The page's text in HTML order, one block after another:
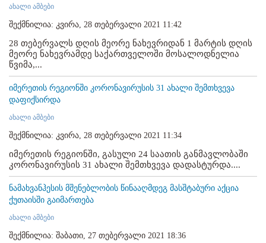
ახალი ამბები
შექმნილია: კვირა, 28 თებერვალი 2021 11:42
28 თებერვალს დღის მეორე ნახევრიდან 1 მარტის დღის
მეორე ნახევრამდე საქართველოში მოსალოდნელია
წვიმა,...
იმერეთის რეგიონში კორონავირუსის 31 ახალი შემთხვევა
დაფიქსირდა
ახალი ამბები
შექმნილია: კვირა, 28 თებერვალი 2021 11:34
იმერეთის რეგიონში, გასული 24 საათის განმავლობაში
კორონავირუსის 31 ახალი შემთხვევა დადასტურდა....
ნამახვანჰესის მშენებლობის წინააღმდეგ მასშტაბური აქცია
ქუთაისში გაიმართება
ახალი ამბები
შექმნილია: შაბათი, 27 თებერვალი 2021 18:36